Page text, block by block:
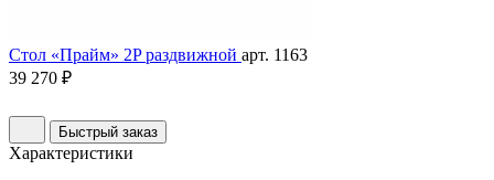
Стол «Прайм» 2P раздвижной арт. 1163
39 270 ₽
Быстрый заказ
Характеристики